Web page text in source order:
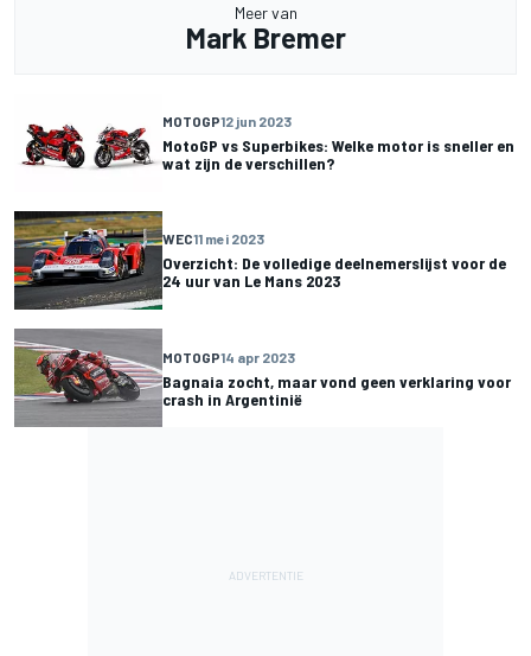
Meer van
Mark Bremer
MOTOGP12 jun 2023
MotoGP vs Superbikes: Welke motor is sneller en
wat zijn de verschillen?
WEC11 mei 2023
Overzicht: De volledige deelnemerslijst voor de
24 uur van Le Mans 2023
MOTOGP14 apr 2023
Bagnaia zocht, maar vond geen verklaring voor
crash in Argentinië